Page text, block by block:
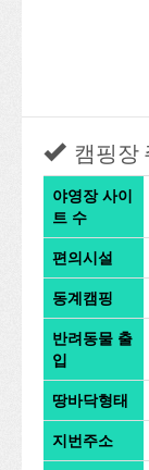
캠핑장
야영장 사이
트 수
편의시설
동계캠핑
반려동물 출
입
땅바닥형태
지번주소